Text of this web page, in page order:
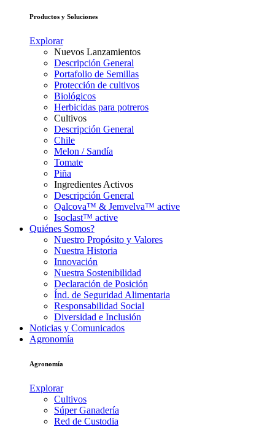
Productos y Soluciones
Explorar
Nuevos Lanzamientos
Descripción General
Portafolio de Semillas
Protección de cultivos
Biológicos
Herbicidas para potreros
Cultivos
Descripción General
Chile
Melon / Sandía
Tomate
Piña
Ingredientes Activos
Descripción General
Qalcova™ & Jemvelva™ active
Isoclast™ active
Quiénes Somos?
Nuestro Propósito y Valores
Nuestra Historia
Innovación
Nuestra Sostenibilidad
Declaración de Posición
Índ. de Seguridad Alimentaria
Responsabilidad Social
Diversidad e Inclusión
Noticias y Comunicados
Agronomía
Agronomía
Explorar
Cultivos
Súper Ganadería
Red de Custodia